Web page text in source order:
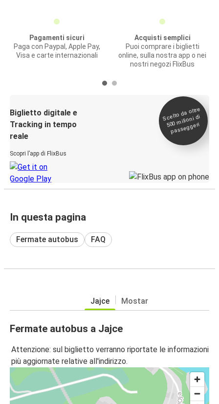
Pagamenti sicuri
Paga con Paypal, Apple Pay,
Visa e carte internazionali
Acquisti semplici
Puoi comprare i biglietti
online, sulla nostra app o nei
nostri negozi FlixBus
Biglietto digitale e
Tracking in tempo
reale
Scopri l’app di FlixBus
Scelto da oltre
500
milioni di
passeggeri
In questa pagina
Fermate autobus FAQ
Jajce Mostar
Fermate autobus a Jajce
Attenzione: sul biglietto verranno riportate le informazioni
più aggiornate relative all'indirizzo.